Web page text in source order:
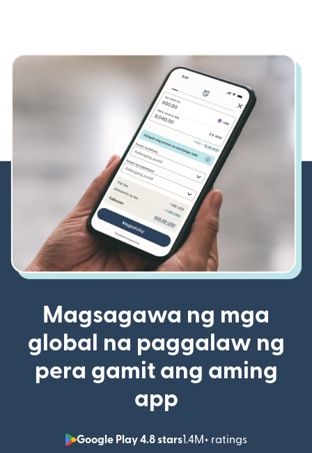
Magsagawa ng mga
global na paggalaw ng
pera gamit ang aming
app
Google Play 4.8 stars1.4M+ ratings
(bubukas